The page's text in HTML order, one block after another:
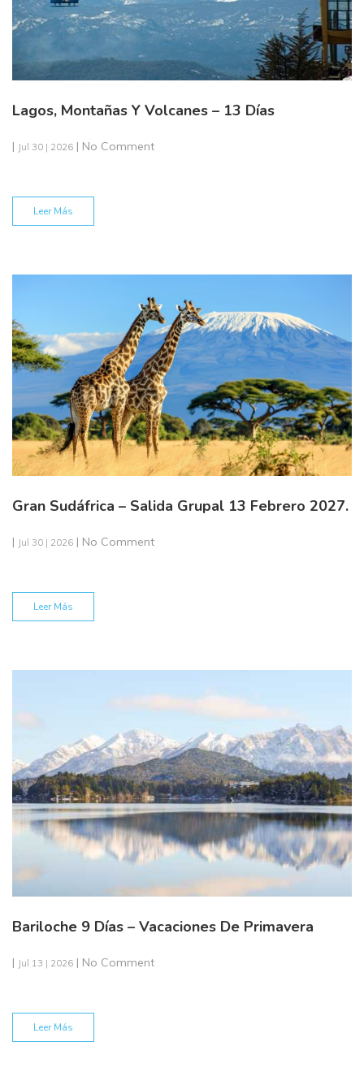
Lagos, Montañas Y Volcanes – 13 Días
| Jul 30 | 2026 | No Comment
Leer Más
Gran Sudáfrica – Salida Grupal 13 Febrero 2027.
| Jul 30 | 2026 | No Comment
Leer Más
Bariloche 9 Días – Vacaciones De Primavera
| Jul 13 | 2026 | No Comment
Leer Más